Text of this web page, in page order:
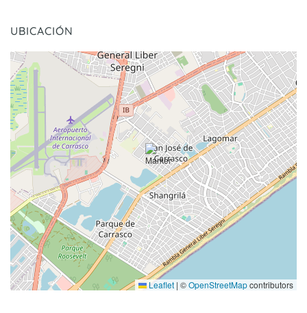
UBICACIÓN
Leaflet | ©OpenStreetMapcontributors